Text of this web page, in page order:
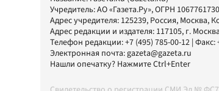
Учредитель:АО «Газета.Ру», ОГРН
Адрес учредителя: 125239, Россия, Москва,
Адрес редакции и издателя: 117105, г. Москва
Телефон редакции:+7 (495) 785-00-12 | Факс:
Электронная почта:gazeta@gazeta.ru
Нашли опечатку? Нажмите Ctrl+Enter